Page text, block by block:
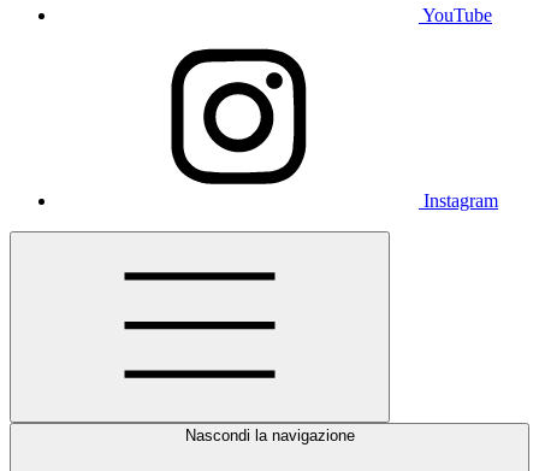
YouTube
Instagram
Nascondi la navigazione